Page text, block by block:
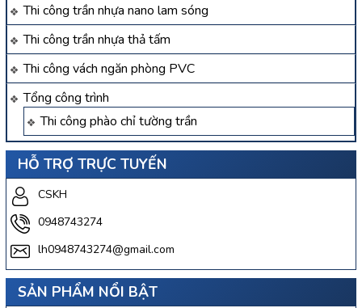
Thi công trần nhựa nano lam sóng
Thi công trần nhựa thả tấm
Thi công vách ngăn phòng PVC
Tổng công trình
Thi công phào chỉ tường trần
HỖ TRỢ TRỰC TUYẾN
CSKH
0948743274
lh0948743274@gmail.com
SẢN PHẨM NỔI BẬT